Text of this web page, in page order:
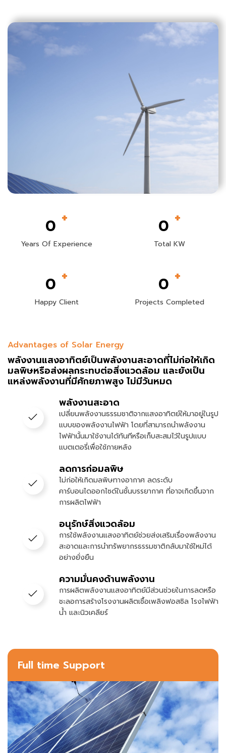
0 +
Years Of Experience
0 +
Total KW
0 +
Happy Client
0 +
Projects Completed
Advantages of Solar Energy
พลังงานแสงอาทิตย์เป็นพลังงานสะอาดที่ไม่ก่อให้เกิด
มลพิษหรือส่งผลกระทบต่อสิ่งแวดล้อม และยังเป็น
แหล่งพลังงานที่มีศักยภาพสูง ไม่มีวันหมด
พลังงานสะอาด
เปลี่ยนพลังงานธรรมชาติจากแสงอาทิตย์ให้มาอยู่ในรูป
แบบของพลังงานไฟฟ้า โดยที่สามารถนำพลังงาน
ไฟฟ้านั้นมาใช้งานได้ทันทีหรือเก็บสะสมไว้ในรูปแบบ
แบตเตอรี่เพื่อใช้ภายหลัง
ลดการก่อมลพิษ
ไม่ก่อให้เกิดมลพิษทางอากาศ ลดระดับ
คาร์บอนไดออกไซด์ในชั้นบรรยากาศ ที่อาจเกิดขึ้นจาก
การผลิตไฟฟ้า
อนุรักษ์สิ่งแวดล้อม
การใช้พลังงานแสงอาทิตย์ช่วยส่งเสริมเรื่องพลังงาน
สะอาดและการนำทรัพยากรธรรมชาติกลับมาใช้ใหม่ได้
อย่างยั่งยืน
ความมั่นคงด้านพลังงาน
การผลิตพลังงานแสงอาทิตย์มีส่วนช่วยในการลดหรือ
ชะลอการสร้างโรงงานผลิตเชื้อเพลิงฟอสซิล โรงไฟฟ้า
น้ำ และนิวเคลียร์
Full time Support